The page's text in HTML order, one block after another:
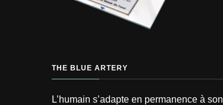
THE BLUE ARTERY
L’humain s’adapte en permanence à son